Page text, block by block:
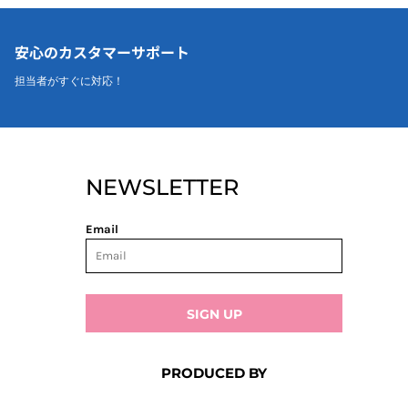
安心のカスタマーサポート
担当者がすぐに対応！
NEWSLETTER
Email
SIGN UP
PRODUCED BY